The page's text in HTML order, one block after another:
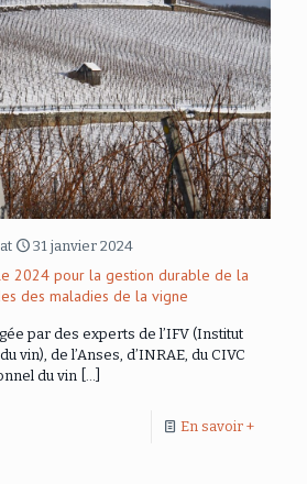
at 31 janvier 2024
2024 pour la gestion durable de la
des maladies de la vigne
par des experts de l’IFV (Institut
vin), de l’Anses, d’INRAE, du CIVC
du vin […]
En savoir +